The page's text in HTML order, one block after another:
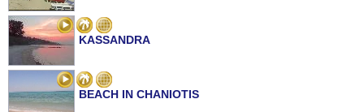
KASSANDRA
BEACH IN CHANIOTIS